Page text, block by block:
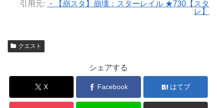
引用元:
・【崩スタ】崩壊：スターレイル ★730【スタ
レ】
クエスト
シェアする
X Facebook はてブ